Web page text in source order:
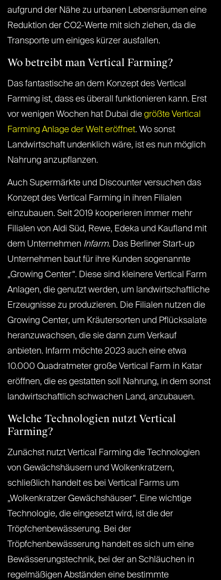
aufgrund der Nähe zu urbanen Lebensräumen eine
Reduktion der CO2-Werte mit sich ziehen, da die
Transporte um einiges kürzer ausfallen.
Wo betreibt man Vertical Farming?
Das fantastische an dem Konzept des Vertical
Farming ist, dass es überall funktionieren kann. Erst
vor wenigen Wochen hat Dubai die größte Vertical
Farming Anlage der Welt eröffnet. Wo sonst
Landwirtschaft undenklich wäre, ist es nun möglich
Nahrung anzupflanzen.
Auch Supermärkte und Discounter versuchen das
Konzept des Vertical Farming in ihren Filialen
einzubauen. Seit 2019 kooperieren immer mehr
Filialen von Aldi Süd, Rewe, Edeka und Kaufland mit
dem Unternehmen Infarm. Das Berliner Start-up
Unternehmen baut für ihre Kunden sogenannte
„Growing Center“. Diese sind kleinere Vertical Farm
Anlagen, die genutzt werden, um landwirtschaftliche
Erzeugnisse zu produzieren. Die Filialen nutzen die
Growing Center, um Kräutersorten und Pflücksalate
heranzuwachsen, die sie dann zum Verkauf
anbieten. Infarm möchte 2023 auch eine etwa
10.000 Quadratmeter große Vertical Farm in Katar
eröffnen, die es gestatten soll Nahrung, in dem sonst
landwirtschaftlich schwachen Land, anzubauen.
Welche Technologien nutzt Vertical
Farming?
Zunächst nutzt Vertical Farming die Technologien
von Gewächshäusern und Wolkenkratzern,
schließlich handelt es bei Vertical Farms um
„Wolkenkratzer Gewächshäuser“. Eine wichtige
Technologie, die eingesetzt wird, ist die der
Tröpfchenbewässerung. Bei der
Tröpfchenbewässerung handelt es sich um eine
Bewässerungstechnik, bei der an Schläuchen in
regelmäßigen Abständen eine bestimmte